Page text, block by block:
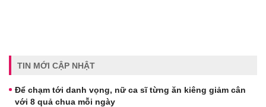
TIN MỚI CẬP NHẬT
Để chạm tới danh vọng, nữ ca sĩ từng ăn kiêng giảm cân
với 8 quả chua mỗi ngày